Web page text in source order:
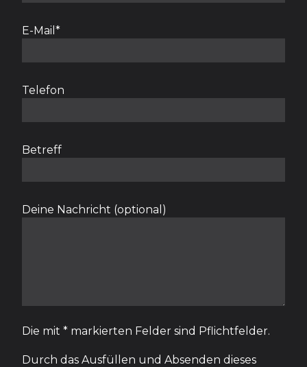
E-Mail*
Telefon
Betreff
Deine Nachricht (optional)
Die mit * markierten Felder sind Pflichtfelder.
Durch das Ausfüllen und Absenden dieses